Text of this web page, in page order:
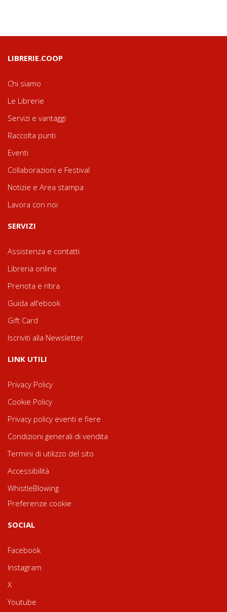
LIBRERIE.COOP
Chi siamo
Le Librerie
Servizi e vantaggi
Raccolta punti
Eventi
Collaborazioni e Festival
Notizie e Area stampa
Lavora con noi
SERVIZI
Assistenza e contatti
Libreria online
Prenota e ritira
Guida all'ebook
Gift Card
Iscriviti alla Newsletter
LINK UTILI
Privacy Policy
Cookie Policy
Privacy policy eventi e fiere
Condizioni generali di vendita
Termini di utilizzo del sito
Accessibilità
WhistleBlowing
Preferenze cookie
SOCIAL
Facebook
Instagram
X
Youtube